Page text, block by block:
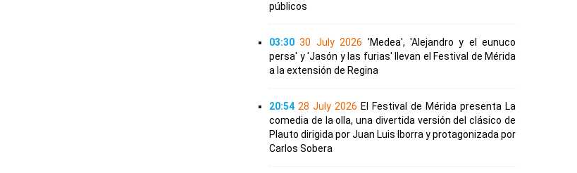
públicos
03:30 30 July 2026 'Medea', 'Alejandro y el eunuco
persa' y 'Jasón y las furias' llevan el Festival de Mérida
a la extensión de Regina
20:54 28 July 2026 El Festival de Mérida presenta La
comedia de la olla, una divertida versión del clásico de
Plauto dirigida por Juan Luis Iborra y protagonizada por
Carlos Sobera